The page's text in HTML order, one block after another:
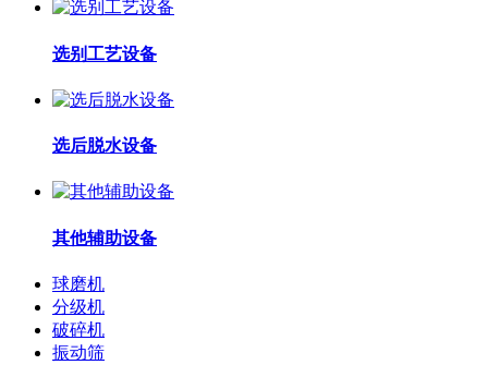
选别工艺设备
选后脱水设备
其他辅助设备
球磨机
分级机
破碎机
振动筛